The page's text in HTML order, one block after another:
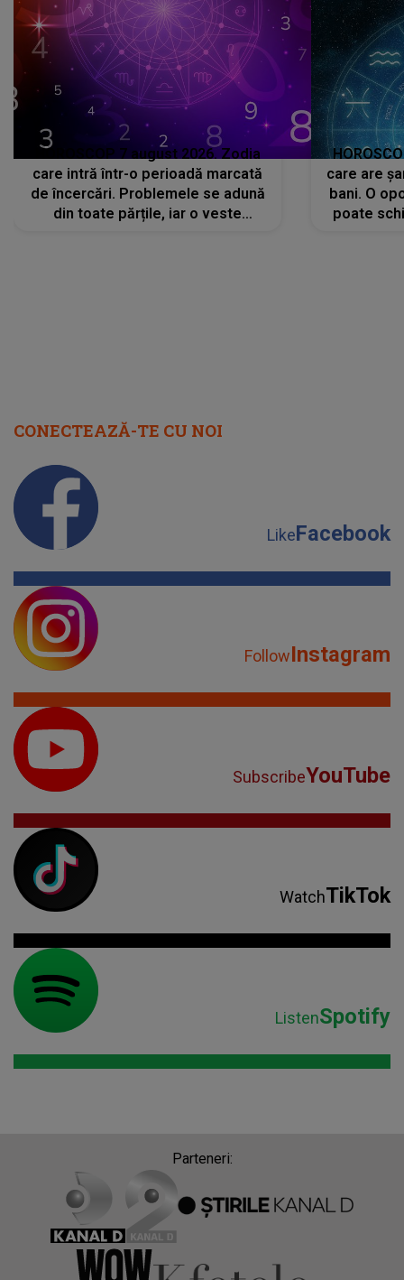
HOROSCOP 7 august 2026. Zodia
care intră într-o perioadă marcată
de încercări. Problemele se adună
din toate părțile, iar o veste
care are
bani. O
poate
CONECTEAZĂ-TE CU NOI
LikeFacebook
FollowInstagram
SubscribeYouTube
WatchTikTok
ListenSpotify
Parteneri: